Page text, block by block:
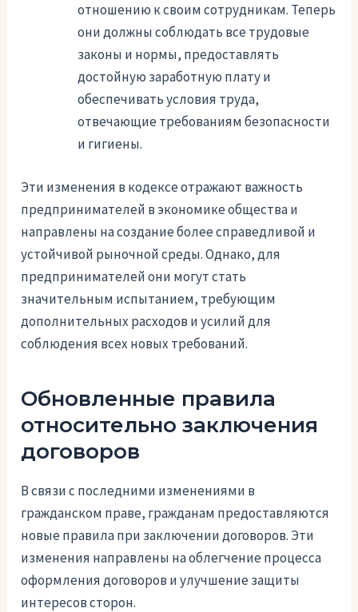
отношению к своим сотрудникам. Теперь
они должны соблюдать все трудовые
законы и нормы, предоставлять
достойную заработную плату и
обеспечивать условия труда,
отвечающие требованиям безопасности
и гигиены.
Эти изменения в кодексе отражают важность
предпринимателей в экономике общества и
направлены на создание более справедливой и
устойчивой рыночной среды. Однако, для
предпринимателей они могут стать
значительным испытанием, требующим
дополнительных расходов и усилий для
соблюдения всех новых требований.
Обновленные правила
относительно заключения
договоров
В связи с последними изменениями в
гражданском праве, гражданам предоставляются
новые правила при заключении договоров. Эти
изменения направлены на облегчение процесса
оформления договоров и улучшение защиты
интересов сторон.